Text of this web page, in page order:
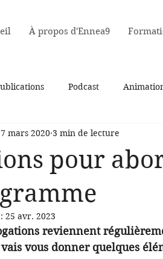
À propos d'Ennea9
Podcast
pour
mars 2020 3 min de lecture
25 avr. 2023
reviennent
vous donner quelques